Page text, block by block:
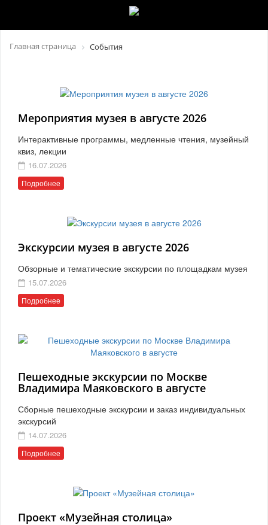
Главная страница События
Мероприятия музея в августе 2026
Интерактивные программы, медленные чтения, музейный
квиз, лекции
16.07.2026
Подробнее
Экскурсии музея в августе 2026
Обзорные и тематические экскурсии по площадкам музея
15.07.2026
Подробнее
Пешеходные экскурсии по Москве
Владимира Маяковского в августе
Сборные пешеходные экскурсии и заказ индивидуальных
экскурсий
14.07.2026
Подробнее
Проект «Музейная столица»